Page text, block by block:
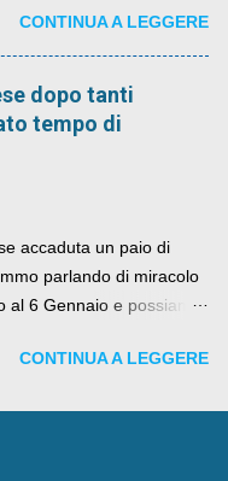
CONTINUA A LEGGERE
dopo tanti
tempo di
accaduta un paio di
parlando di miracolo
al 6 Gennaio e possiamo
epilogo della vicenda.
CONTINUA A LEGGERE